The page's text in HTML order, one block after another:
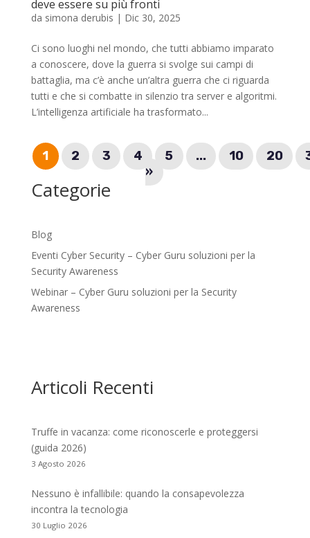
deve essere su più fronti
da simona derubis | Dic 30, 2025
Ci sono luoghi nel mondo, che tutti abbiamo imparato
a conoscere, dove la guerra si svolge sui campi di
battaglia, ma c’è anche un’altra guerra che ci riguarda
tutti e che si combatte in silenzio tra server e algoritmi.
L’intelligenza artificiale ha trasformato...
1 2 3 4 5 ... 10 20
»
Categorie
Blog
Eventi Cyber Security – Cyber Guru soluzioni per la
Security Awareness
Webinar – Cyber Guru soluzioni per la Security
Awareness
Articoli Recenti
Truffe in vacanza: come riconoscerle e proteggersi
(guida 2026)
3 Agosto 2026
Nessuno è infallibile: quando la consapevolezza
incontra la tecnologia
30 Luglio 2026